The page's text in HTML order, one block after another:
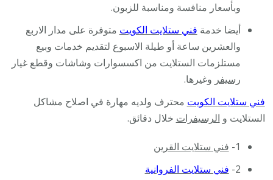
وبأسعار منافسة ومناسبة للزبون.
أيضا خدمة فني ستلايت الكويت متوفرة على مدار الاربع
والعشرين ساعة أو طيلة الاسبوع لتقديم خدمات وبيع
مستلزمات الستلايت من اكسسوارات وشاشات وقطع غيار
رسيفر وغيرها.
فني ستلايت الكويت محترف ولديه مهارة في اصلاح مشاكل
الستلايت و الرسيفرات خلال دقائق.
1- فني ستلايت القرين
2- فني ستلايت الفروانية